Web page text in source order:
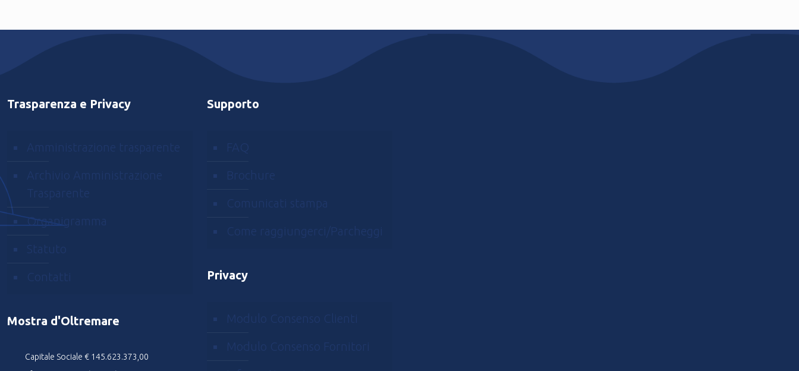
Trasparenza e Privacy
Amministrazione trasparente
Archivio Amministrazione
Trasparente
Organigramma
Statuto
Contatti
Mostra d'Oltremare
Capitale Sociale € 145.623.373,00
Supporto
FAQ
Brochure
Comunicati stampa
Come raggiungerci/Parcheggi
Privacy
Modulo Consenso Clienti
Modulo Consenso Fornitori